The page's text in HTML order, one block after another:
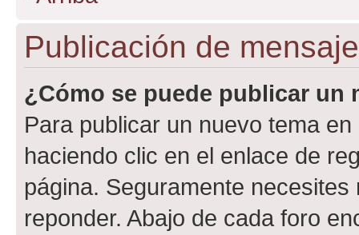
Publicación de
¿Cómo se puede publicar un
Para publicar un nuevo tema
haciendo clic en el enlace de
página. Seguramente
reponder. Abajo de cada foro